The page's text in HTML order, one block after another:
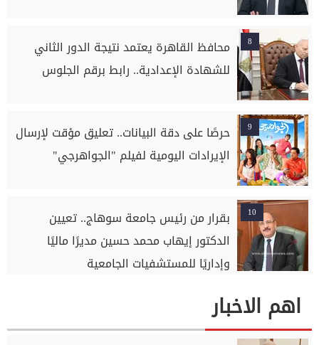
8
محافظ القاهرة يعتمد نتيجة الدور الثاني
للشهادة الإعدادية.. رابط برقم الجلوس
9
حرصًا على دقة البيانات.. تعليق مؤقت لإرسال
الإيرادات اليومية لفيلم "الجواهرجي"
10
بقرار من رئيس جامعة سوهاج.. تعيين
الدكتور إيهاب محمد حسين مديرًا ماليًا
وإداريًا للمستشفيات الجامعية
اهم الاخبار